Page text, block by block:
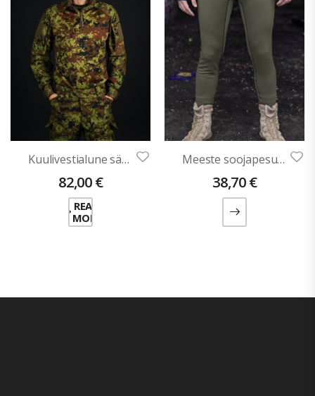
Kuulivestialune särk AUREL (Deltast)
82,00€
READ
MORE
Meeste soojapesu püksid ASSAR-1
38,70€